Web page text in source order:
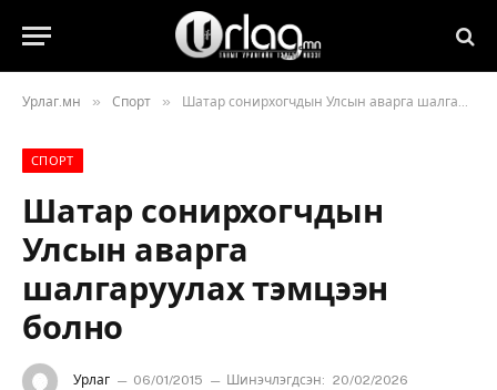
Урлаг.мн » Спорт » Шатар сонирхогчдын Улсын аварга шалгаруулах тэмцээн болно
СПОРТ
Шатар сонирхогчдын
Улсын аварга
шалгаруулах тэмцээн
болно
Урлаг 06/01/2015 Шинэчлэгдсэн: 20/02/2026